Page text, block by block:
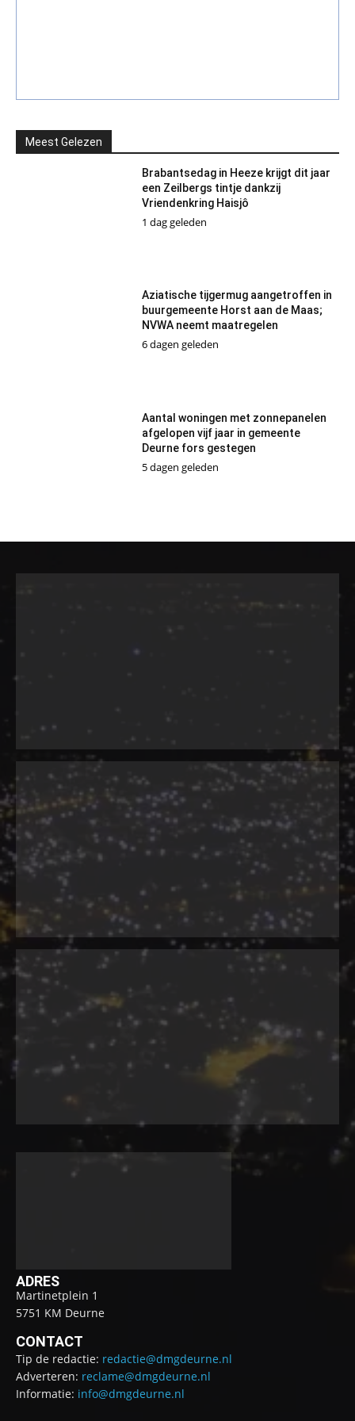
Meest Gelezen
Brabantsedag in Heeze krijgt dit jaar
een Zeilbergs tintje dankzij
Vriendenkring Haisjô
1 dag geleden
Aziatische tijgermug aangetroffen in
buurgemeente Horst aan de Maas;
NVWA neemt maatregelen
6 dagen geleden
Aantal woningen met zonnepanelen
afgelopen vijf jaar in gemeente
Deurne fors gestegen
5 dagen geleden
ADRES
Martinetplein 1
5751 KM Deurne
CONTACT
Tip de redactie: redactie@dmgdeurne.nl
Adverteren: reclame@dmgdeurne.nl
Informatie: info@dmgdeurne.nl